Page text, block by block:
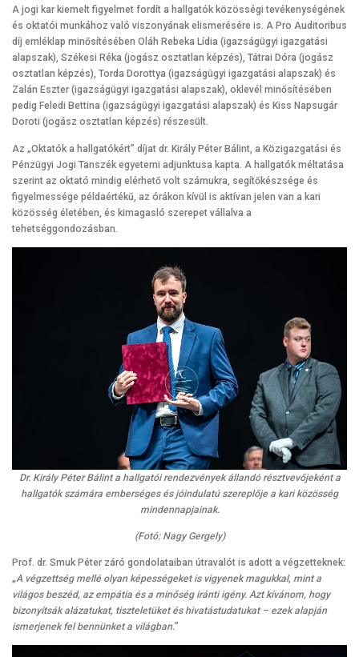
A jogi kar kiemelt figyelmet fordít a hallgatók közösségi tevékenységének
és oktatói munkához való viszonyának elismerésére is. A Pro Auditoribus
díj emléklap minősítésében Oláh Rebeka Lídia (igazságügyi igazgatási
alapszak), Székesi Réka (jogász osztatlan képzés), Tátrai Dóra (jogász
osztatlan képzés), Torda Dorottya (igazságügyi igazgatási alapszak) és
Zalán Eszter (igazságügyi igazgatási alapszak), oklevél minősítésében
pedig Feledi Bettina (igazságügyi igazgatási alapszak) és Kiss Napsugár
Doroti (jogász osztatlan képzés) részesült.
Az „Oktatók a hallgatókért” díjat dr. Király Péter Bálint, a Közigazgatási és
Pénzügyi Jogi Tanszék egyetemi adjunktusa kapta. A hallgatók méltatása
szerint az oktató mindig elérhető volt számukra, segítőkészsége és
figyelmessége példaértékű, az órákon kívül is aktívan jelen van a kari
közösség életében, és kimagasló szerepet vállalva a
tehetséggondozásban.
Dr. Király Péter Bálint a hallgatói rendezvények állandó résztvevőjeként a
hallgatók számára emberséges és jóindulatú szereplője a kari közösség
mindennapjainak.
(Fotó: Nagy Gergely)
Prof. dr. Smuk Péter záró gondolataiban útravalót is adott a végzetteknek:
„A végzettség mellé olyan képességeket is vigyenek magukkal, mint a
világos beszéd, az empátia és a minőség iránti igény. Azt kívánom, hogy
bizonyítsák alázatukat, tiszteletüket és hivatástudatukat – ezek alapján
ismerjenek fel bennünket a világban.”